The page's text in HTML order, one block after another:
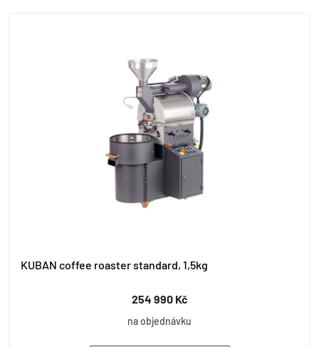
KUBAN coffee roaster standard, 1,5kg
254 990 Kč
na objednávku